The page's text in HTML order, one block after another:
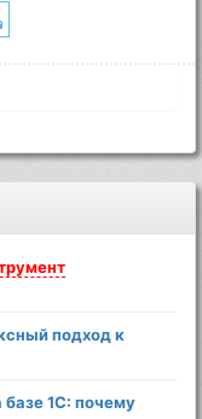
подход к
1C: почему